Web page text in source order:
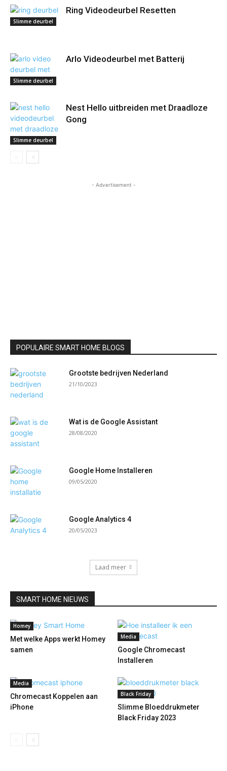
Slimme deurbel
Ring Videodeurbel Resetten
Slimme deurbel
Arlo Videodeurbel met Batterij
Slimme deurbel
Nest Hello uitbreiden met Draadloze
Gong
- Advertisement -
POPULAIRE SMART HOME BLOGS
Grootste bedrijven Nederland
21/10/2023
Wat is de Google Assistant
28/08/2020
Google Home Installeren
09/05/2020
Google Analytics 4
20/05/2023
Laad meer
SMART HOME NIEUWS
Homey
Met welke Apps werkt Homey
samen
Media
Google Chromecast
Installeren
Media
Chromecast Koppelen aan
iPhone
Black Friday
Slimme Bloeddrukmeter
Black Friday 2023